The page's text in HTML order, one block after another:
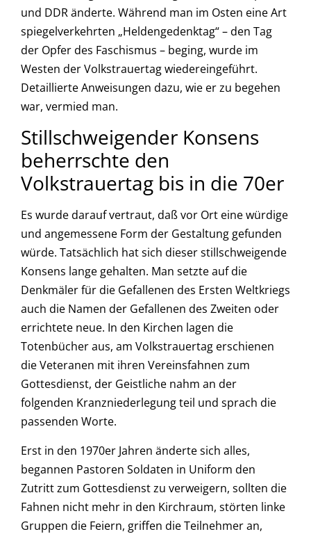
und DDR änderte. Während man im Osten eine Art
spiegelverkehrten „Heldengedenktag“ – den Tag
der Opfer des Faschismus – beging, wurde im
Westen der Volkstrauertag wiedereingeführt.
Detaillierte Anweisungen dazu, wie er zu begehen
war, vermied man.
Stillschweigender Konsens
beherrschte den
Volkstrauertag bis in die 70er
Es wurde darauf vertraut, daß vor Ort eine würdige
und angemessene Form der Gestaltung gefunden
würde. Tatsächlich hat sich dieser stillschweigende
Konsens lange gehalten. Man setzte auf die
Denkmäler für die Gefallenen des Ersten Weltkriegs
auch die Namen der Gefallenen des Zweiten oder
errichtete neue. In den Kirchen lagen die
Totenbücher aus, am Volkstrauertag erschienen
die Veteranen mit ihren Vereinsfahnen zum
Gottesdienst, der Geistliche nahm an der
folgenden Kranzniederlegung teil und sprach die
passenden Worte.
Erst in den 1970er Jahren änderte sich alles,
begannen Pastoren Soldaten in Uniform den
Zutritt zum Gottesdienst zu verweigern, sollten die
Fahnen nicht mehr in den Kirchraum, störten linke
Gruppen die Feiern, griffen die Teilnehmer an,